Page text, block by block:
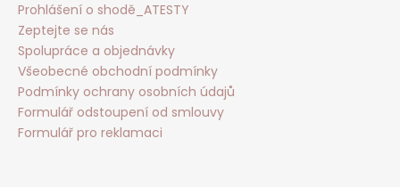
Prohlášení o shodě_ATESTY
Zeptejte se nás
Spolupráce a objednávky
Všeobecné obchodní podmínky
Podmínky ochrany osobních údajů
Formulář odstoupení od smlouvy
Formulář pro reklamaci